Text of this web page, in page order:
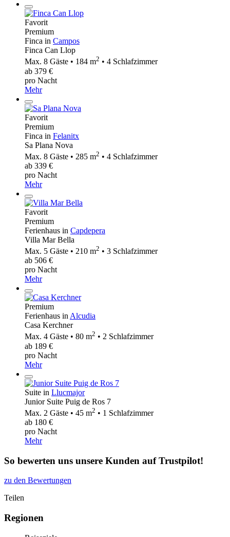
Favorit
Premium
Finca in Campos
Finca Can Llop
Max. 8 Gäste • 184 m2 • 4 Schlafzimmer
ab 379 €
pro Nacht
Mehr
Favorit
Premium
Finca in Felanitx
Sa Plana Nova
Max. 8 Gäste • 285 m2 • 4 Schlafzimmer
ab 339 €
pro Nacht
Mehr
Favorit
Premium
Ferienhaus in Capdepera
Villa Mar Bella
Max. 5 Gäste • 210 m2 • 3 Schlafzimmer
ab 506 €
pro Nacht
Mehr
Premium
Ferienhaus in Alcudia
Casa Kerchner
Max. 4 Gäste • 80 m2 • 2 Schlafzimmer
ab 189 €
pro Nacht
Mehr
Suite in Llucmajor
Junior Suite Puig de Ros 7
Max. 2 Gäste • 45 m2 • 1 Schlafzimmer
ab 180 €
pro Nacht
Mehr
So bewerten uns unsere Kunden auf Trustpilot!
zu den Bewertungen
Teilen
Regionen